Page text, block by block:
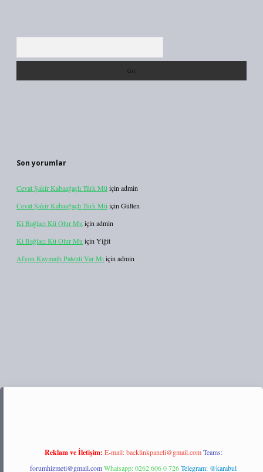
Son yorumlar
Cevat Şakir Kabaağaçlı Türk Mü için admin
Cevat Şakir Kabaağaçlı Türk Mü için Gülten
Ki Bağlacı Kü Olur Mu için admin
Ki Bağlacı Kü Olur Mu için Yiğit
Afyon Kaymağı Patenti Var Mıiçin admin
tulipbett.net/
Reklam ve İletişim: E-mail:backlinkpaneli@gmail.com Teams:
forumhizmeti@gmail.comWhatsapp: 0262 606 0 726Telegram: @karabul